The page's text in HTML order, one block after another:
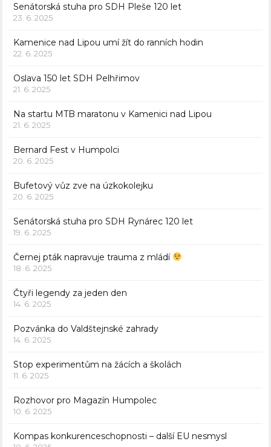
Senátorská stuha pro SDH Pleše 120 let
23. 6. 2025
Kamenice nad Lipou umí žít do ranních hodin
22. 6. 2025
Oslava 150 let SDH Pelhřimov
21. 6. 2025
Na startu MTB maratonu v Kamenici nad Lipou
21. 6. 2025
Bernard Fest v Humpolci
20. 6. 2025
Bufetový vůz zve na úzkokolejku
20. 6. 2025
Senátorská stuha pro SDH Rynárec 120 let
19. 6. 2025
Černej pták napravuje trauma z mládí
18. 6. 2025
Čtyři legendy za jeden den
14. 6. 2025
Pozvánka do Valdštejnské zahrady
14. 6. 2025
Stop experimentům na žácích a školách
11. 6. 2025
Rozhovor pro Magazín Humpolec
10. 6. 2025
Kompas konkurenceschopnosti – další EU nesmysl